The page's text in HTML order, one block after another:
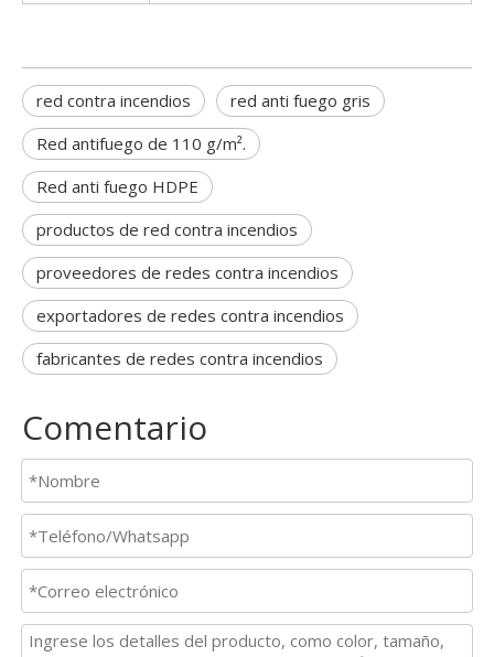
red contra incendios
red anti fuego gris
Red antifuego de 110 g/m².
Red anti fuego HDPE
productos de red contra incendios
proveedores de redes contra incendios
exportadores de redes contra incendios
fabricantes de redes contra incendios
Comentario